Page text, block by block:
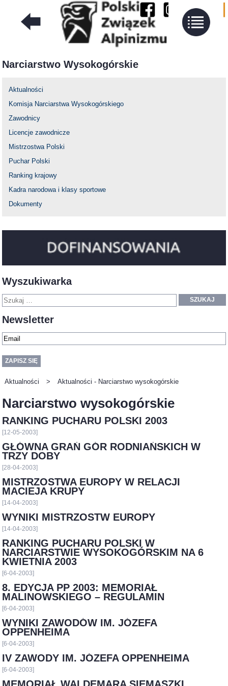
Narciarstwo Wysokogórskie
Aktualności
Komisja Narciarstwa Wysokogórskiego
Zawodnicy
Licencje zawodnicze
Mistrzostwa Polski
Puchar Polski
Ranking krajowy
Kadra narodowa i klasy sportowe
Dokumenty
Wyszukiwarka
SZUKAJ
Newsletter
Aktualności > Aktualności - Narciarstwo wysokogórskie
Narciarstwo wysokogórskie
RANKING PUCHARU POLSKI 2003
[12-05-2003]
GŁÓWNA GRAŃ GÓR RODNIAŃSKICH W
TRZY DOBY
[28-04-2003]
MISTRZOSTWA EUROPY W RELACJI
MACIEJA KRUPY
[14-04-2003]
WYNIKI MISTRZOSTW EUROPY
[14-04-2003]
RANKING PUCHARU POLSKI W
NARCIARSTWIE WYSOKOGÓRSKIM NA 6
KWIETNIA 2003
[6-04-2003]
8. EDYCJA PP 2003: MEMORIAŁ
MALINOWSKIEGO – REGULAMIN
[6-04-2003]
WYNIKI ZAWODÓW IM. JÓZEFA
OPPENHEIMA
[6-04-2003]
IV ZAWODY IM. JÓZEFA OPPENHEIMA
[6-04-2003]
MEMORIAŁ WALDEMARA SIEMASZKI